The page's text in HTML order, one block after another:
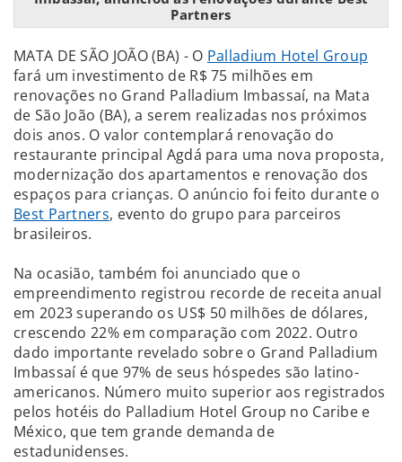
Partners
MATA DE SÃO JOÃO (BA) - O Palladium Hotel Group
fará um investimento de R$ 75 milhões em
renovações no Grand Palladium Imbassaí, na Mata
de São João (BA), a serem realizadas nos próximos
dois anos. O valor contemplará renovação do
restaurante principal Agdá para uma nova proposta,
modernização dos apartamentos e renovação dos
espaços para crianças. O anúncio foi feito durante o
Best Partners, evento do grupo para parceiros
brasileiros.
Na ocasião, também foi anunciado que o
empreendimento registrou recorde de receita anual
em 2023 superando os US$ 50 milhões de dólares,
crescendo 22% em comparação com 2022. Outro
dado importante revelado sobre o Grand Palladium
Imbassaí é que 97% de seus hóspedes são latino-
americanos. Número muito superior aos registrados
pelos hotéis do Palladium Hotel Group no Caribe e
México, que tem grande demanda de
estadunidenses.